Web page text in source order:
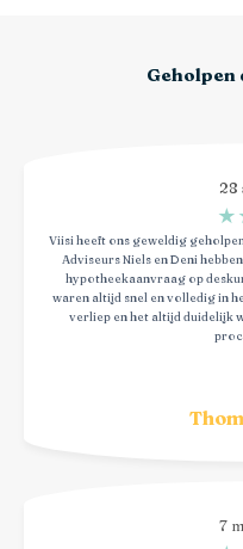
Geholpen
28
★
Viisi heeft ons geweldig
Adviseurs Niels en Deni
hypotheekaanvraag op
waren altijd snel en volledig in
verliep en het altijd duidelijk
7